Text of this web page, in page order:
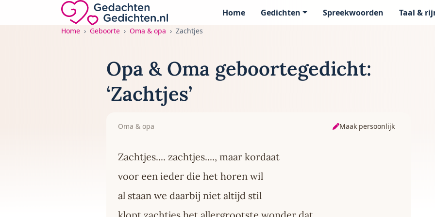
Direct naar de inhoud
Gedachten-Gedichten.nl — naar de homepage
Home Gedichten Spreekwoorden Taal &
Home Geboorte Oma & opa Zachtjes
Opa & Oma geboortegedicht:
‘Zachtjes’
Oma & opa Maak persoonlijk
Zachtjes.... zachtjes...., maar kordaat
voor een ieder die het horen wil
al staan we daarbij niet altijd stil